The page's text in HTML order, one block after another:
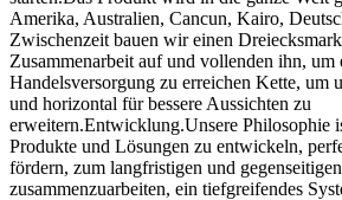
Amerika, Australien, Cancun, Kairo,
Zwischenzeit bauen wir einen
Zusammenarbeit auf und vollenden ihn,
Handelsversorgung zu erreichen Kette, um
und horizontal für bessere Aussichten zu
erweitern.Entwicklung.Unsere Philosophie
Produkte und Lösungen zu entwickeln,
fördern, zum langfristigen und
zusammenzuarbeiten, ein tiefgreifendes